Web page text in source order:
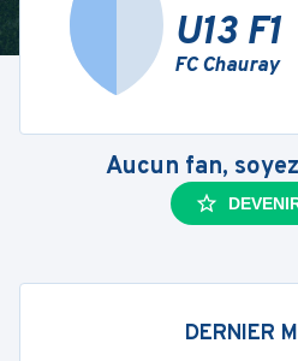
U13 F1
FC Chauray
Aucun fan,
DERNIER